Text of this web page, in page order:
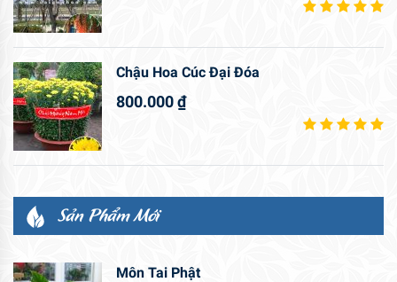
Chậu Hoa Cúc Đại Đóa
800.000₫
Sản Phẩm Mới
Môn Tai Phật